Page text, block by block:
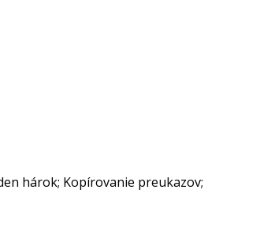
hárok; Kopírovanie preukazov;